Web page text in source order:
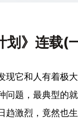
划》连载
它和人有着极
题，最典型的
激烈，竟然也生